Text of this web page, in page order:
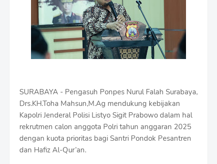
SURABAYA - Pengasuh Ponpes Nurul Falah Surabaya,
Drs.KH.Toha Mahsun,M.Ag mendukung kebijakan
Kapolri Jenderal Polisi Listyo Sigit Prabowo dalam hal
rekrutmen calon anggota Polri tahun anggaran 2025
dengan kuota prioritas bagi Santri Pondok Pesantren
dan Hafiz Al-Qur’an.
D
e
s
i
g
n
W